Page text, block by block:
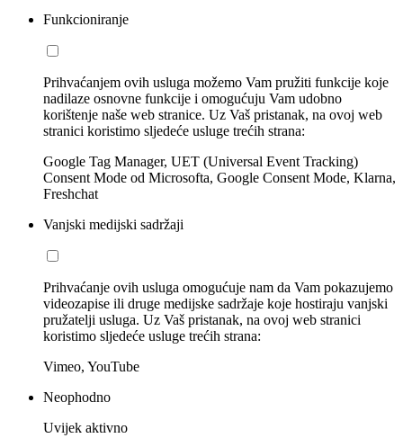
Funkcioniranje
Prihvaćanjem ovih usluga možemo Vam pružiti funkcije koje
nadilaze osnovne funkcije i omogućuju Vam udobno
korištenje naše web stranice. Uz Vaš pristanak, na ovoj web
stranici koristimo sljedeće usluge trećih strana:
Google Tag Manager, UET (Universal Event Tracking)
Consent Mode od Microsofta, Google Consent Mode, Klarna,
Freshchat
Vanjski medijski sadržaji
Prihvaćanje ovih usluga omogućuje nam da Vam pokazujemo
videozapise ili druge medijske sadržaje koje hostiraju vanjski
pružatelji usluga. Uz Vaš pristanak, na ovoj web stranici
koristimo sljedeće usluge trećih strana:
Vimeo, YouTube
Neophodno
Uvijek aktivno